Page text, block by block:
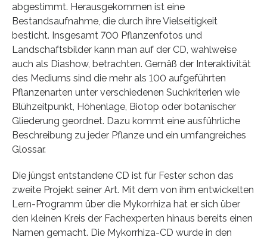
abgestimmt. Herausgekommen ist eine
Bestandsaufnahme, die durch ihre Vielseitigkeit
besticht. Insgesamt 700 Pflanzenfotos und
Landschaftsbilder kann man auf der CD, wahlweise
auch als Diashow, betrachten. Gemäß der Interaktivität
des Mediums sind die mehr als 100 aufgeführten
Pflanzenarten unter verschiedenen Suchkriterien wie
Blühzeitpunkt, Höhenlage, Biotop oder botanischer
Gliederung geordnet. Dazu kommt eine ausführliche
Beschreibung zu jeder Pflanze und ein umfangreiches
Glossar.
Die jüngst entstandene CD ist für Fester schon das
zweite Projekt seiner Art. Mit dem von ihm entwickelten
Lern-Programm über die Mykorrhiza hat er sich über
den kleinen Kreis der Fachexperten hinaus bereits einen
Namen gemacht. Die Mykorrhiza-CD wurde in den